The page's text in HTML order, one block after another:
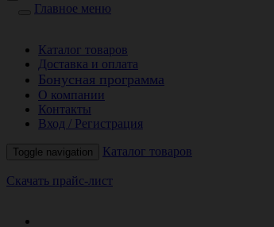
Главное меню
Каталог товаров
Доставка и оплата
Бонусная программа
О компании
Контакты
Вход / Регистрация
Toggle navigation Каталог товаров
Скачать прайс-лист